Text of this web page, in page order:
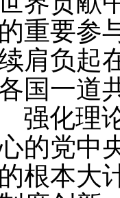
的重要参
肩负起
国一道
强化理
的党中
的根本大